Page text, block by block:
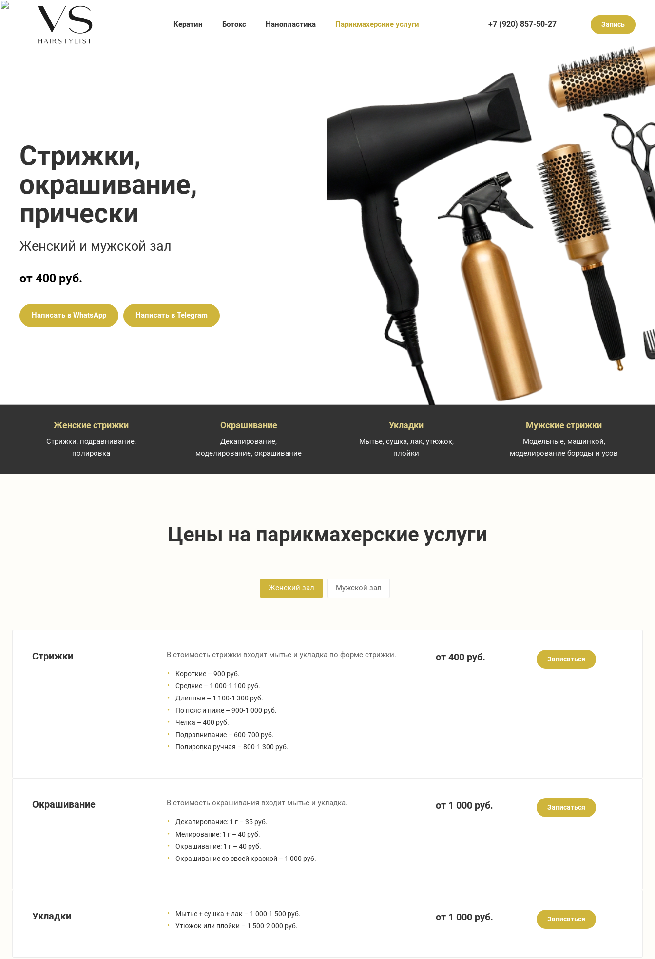
Кератин Ботокс Нанопластика Парикмахерские услуги +7 (920) 857-50-27 Запись
Стрижки,
окрашивание,
прически
Женский и мужской зал
от 400 руб.
Написать в WhatsApp Написать в Telegram
Женские стрижки
Стрижки, подравнивание,
полировка
Окрашивание
Декапирование,
моделирование, окрашивание
Укладки
Мытье, сушка, лак, утюжок,
плойки
Мужские стрижки
Модельные, машинкой,
моделирование бороды и усов
Цены на парикмахерские услуги
Женский зал Мужской зал
Стрижки В стоимость стрижки входит мытье и укладка по форме стрижки.
Короткие – 900 руб.
Средние – 1 000-1 100 руб.
Длинные – 1 100-1 300 руб.
По пояс и ниже – 900-1 000 руб.
Челка – 400 руб.
Подравнивание – 600-700 руб.
Полировка ручная – 800-1 300 руб.
от 400 руб. Записаться
Окрашивание В стоимость окрашивания входит мытье и укладка.
Декапирование: 1 г – 35 руб.
Мелирование: 1 г – 40 руб.
Окрашивание: 1 г – 40 руб.
Окрашивание со своей краской – 1 000 руб.
от 1 000 руб. Записаться
Укладки
Мытье + сушка + лак – 1 000-1 500 руб.
Утюжок или плойки – 1 500-2 000 руб.
от 1 000 руб. Записаться